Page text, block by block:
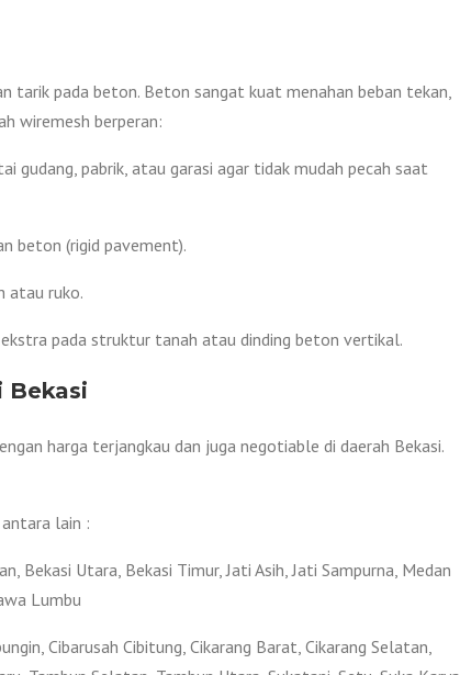
tarik pada beton. Beton sangat kuat menahan beban tekan,
wiremesh berperan:
gudang, pabrik, atau garasi agar tidak mudah pecah saat
beton (rigid pavement).
atau ruko.
pada struktur tanah atau dinding beton vertikal.
Bekasi
harga terjangkau dan juga negotiable di daerah Bekasi.
lain :
Bekasi Utara, Bekasi Timur, Jati Asih, Jati Sampurna, Medan
Lumbu
Cibarusah Cibitung, Cikarang Barat, Cikarang Selatan,